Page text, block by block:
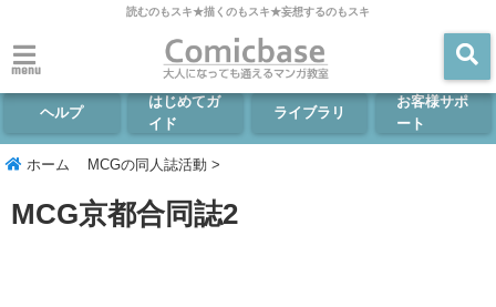
読むのもスキ★描くのもスキ★妄想するのもスキ
menu
ヘルプ
はじめてガ
イド
ライブラリ
お客様サポ
ート
ホーム MCGの同人誌活動 >
MCG京都合同誌2